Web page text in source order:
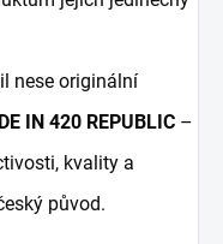
nese originální
IN 420 REPUBLIC –
kvality a
původ.